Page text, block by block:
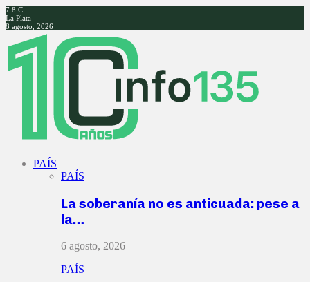
7.8 C
La Plata
8 agosto, 2026
Facebook
Twitter
Instagram
Youtube
PAÍS
PAÍS
La soberanía no es anticuada: pese a
la…
6 agosto, 2026
PAÍS